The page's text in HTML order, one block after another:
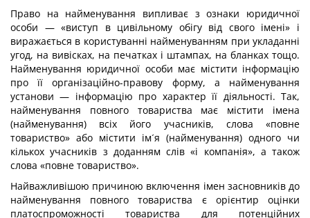
Право на найменування випливає з ознаки юридичної
особи — «виступ в цивільному обігу від свого імені» і
виражається в користуванні найменуванням при укладанні
угод, на вивісках, на печатках і штампах, на бланках тощо.
Найменування юридичної особи має містити інформацію
про її організаційно-правову форму, а найменування
установи — інформацію про характер її діяльності. Так,
найменування повного товариства має містити імена
(найменування) всіх його учасників, слова «повне
товариство» або містити ім´я (найменування) одного чи
кількох учасників з доданням слів «і компанія», а також
слова «повне товариство».
Найважливішою причиною включення імен засновників до
найменування повного товариства є орієнтир оцінки
платоспроможності товариства для потенційних